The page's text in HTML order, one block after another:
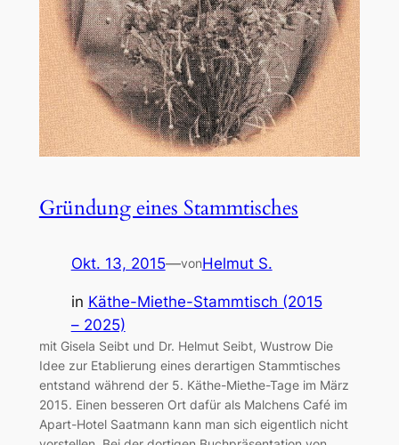
Gründung eines Stammtisches
Okt. 13, 2015—vonHelmut S.
in Käthe-Miethe-Stammtisch (2015
– 2025)
mit Gisela Seibt und Dr. Helmut Seibt, Wustrow Die
Idee zur Etablierung eines derartigen Stammtisches
entstand während der 5. Käthe-Miethe-Tage im März
2015. Einen besseren Ort dafür als Malchens Café im
Apart-Hotel Saatmann kann man sich eigentlich nicht